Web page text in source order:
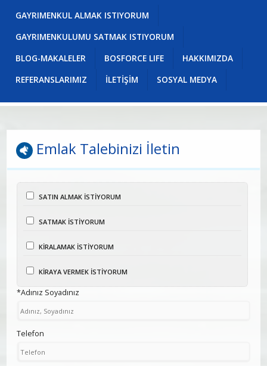
GAYRIMENKUL ALMAK ISTIYORUM
GAYRIMENKULUMU SATMAK ISTIYORUM
BLOG-MAKALELER
BOSFORCE LIFE
HAKKIMIZDA
REFERANSLARIMIZ
İLETİŞİM SOSYAL MEDYA
Emlak Talebinizi İletin
SATIN ALMAK İSTİYORUM
SATMAK İSTİYORUM
KİRALAMAK İSTİYORUM
KİRAYA VERMEK İSTİYORUM
*Adınız Soyadınız
Telefon